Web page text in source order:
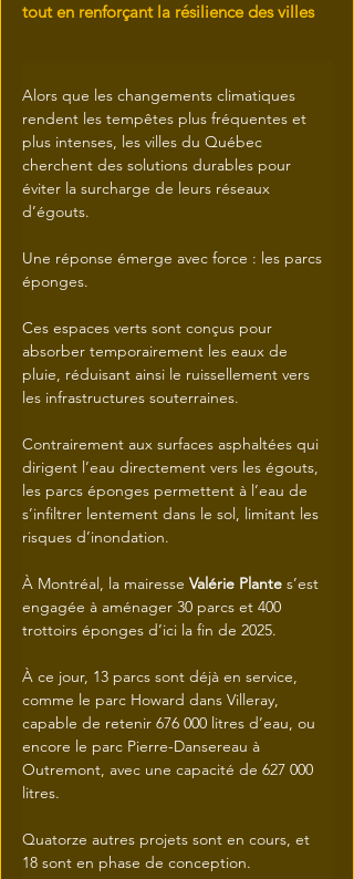
tout en renforçant la résilience des villes
Alors que les changements climatiques
rendent les tempêtes plus fréquentes et
plus intenses, les villes du Québec
cherchent des solutions durables pour
éviter la surcharge de leurs réseaux
d’égouts.
Une réponse émerge avec force : les parcs
éponges.
Ces espaces verts sont conçus pour
absorber temporairement les eaux de
pluie, réduisant ainsi le ruissellement vers
les infrastructures souterraines.
Contrairement aux surfaces asphaltées qui
dirigent l’eau directement vers les égouts,
les parcs éponges permettent à l’eau de
s’infiltrer lentement dans le sol, limitant les
risques d’inondation.
À Montréal, la mairesse Valérie Plante s’est
engagée à aménager 30 parcs et 400
trottoirs éponges d’ici la fin de 2025.
À ce jour, 13 parcs sont déjà en service,
comme le parc Howard dans Villeray,
capable de retenir 676 000 litres d’eau, ou
encore le parc Pierre-Dansereau à
Outremont, avec une capacité de 627 000
litres.
Quatorze autres projets sont en cours, et
18 sont en phase de conception.